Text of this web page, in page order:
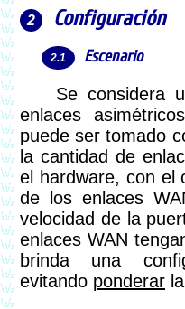
Configuración
Escenario
Se considera un router Mikrotik con 2
enlaces
puede ser tomado
la cantidad de
el hardware, con el
de los enlaces
velocidad de la
enlaces WAN
brinda una
evitando ponderar